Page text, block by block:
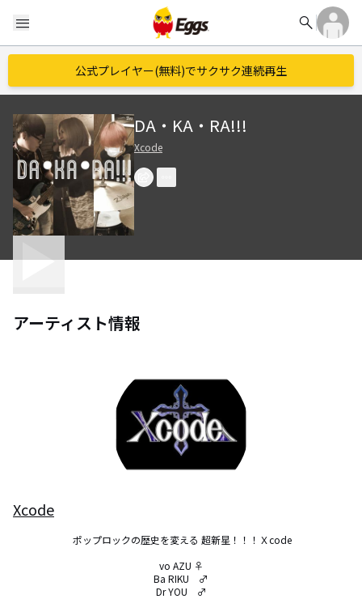
menu search
公式プレイヤー(無料)でサクサク連続再生
DA・KA・RA!!!
Xcode
アーティスト情報
Xcode
vo AZU ♀
Ba RIKU　♂
Dr YOU　♂